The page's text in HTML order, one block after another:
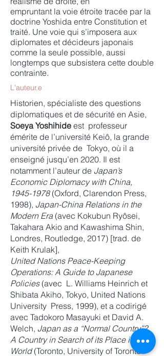
empruntant la voie étroite tracée par la
doctrine Yoshida entre Constitution et
traité. Une voie qui s’imposera aux
diplomates et décideurs japonais
comme la seule possible, aussi
longtemps que subsistera cette double
contrainte.
L'auteur.e
Historien, spécialiste des questions
diplomatiques et de sécurité en Asie,
Soeya Yoshihide est professeur
émérite de l’université Keiô, la grande
université privée de Tokyo, où il a
enseigné jusqu’en 2020. Il est
notamment l’auteur de Japan’s
Economic Diplomacy with China,
1945-1978 (Oxford, Clarendon Press,
1998), Japan-China Relations in the
Modern Era (avec Kokubun Ryôsei,
Takahara Akio and Kawashima Shin,
Londres, Routledge, 2017) [trad. de
Keith Krulak],
United Nations Peace-Keeping
Operations: A Guide to Japanese
Policies (avec L. Williams Heinrich et
Shibata Akiho, Tokyo, United Nations
University Press, 1999), et a codirigé
avec Tadokoro Masayuki et David A.
Welch, Japan as a “Normal Country”?
A Country in Search of its Place in the
World(Toronto, University of Toronto